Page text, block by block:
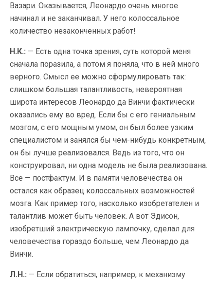
Вазари. Оказывается, Леонардо очень многое
начинал и не заканчивал. У него колоссальное
количество незаконченных работ!
Н.К.: — Есть одна точка зрения, суть которой меня
сначала поразила, а потом я поняла, что в ней много
верного. Смысл ее можно сформулировать так:
слишком большая талантливость, невероятная
широта интересов Леонардо да Винчи фактически
оказались ему во вред. Если бы с его гениальным
мозгом, с его мощным умом, он был более узким
специалистом и занялся бы чем-нибудь конкретным,
он бы лучше реализовался. Ведь из того, что он
конструировал, ни одна модель не была реализована.
Все — постфактум. И в памяти человечества он
остался как образец колоссальных возможностей
мозга. Как пример того, насколько изобретателен и
талантлив может быть человек. А вот Эдисон,
изобретший электрическую лампочку, сделал для
человечества гораздо больше, чем Леонардо да
Винчи.
Л.Н.: — Если обратиться, например, к механизму